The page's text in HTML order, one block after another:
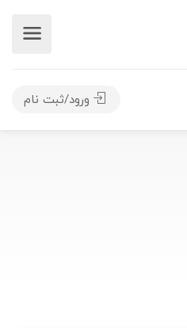
ورود/ثبت نام